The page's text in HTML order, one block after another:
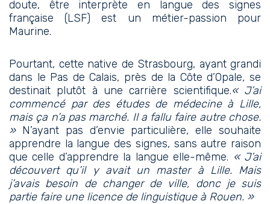
doute, être interprète en langue des signes
française (LSF) est un métier-passion pour
Maurine.
Pourtant, cette native de Strasbourg, ayant grandi
dans le Pas de Calais, près de la Côte d’Opale, se
destinait plutôt à une carrière scientifique.« J’ai
commencé par des études de médecine à Lille,
mais ça n’a pas marché. Il a fallu faire autre chose.
»N’ayant pas d’envie particulière, elle souhaite
apprendre la langue des signes, sans autre raison
que celle d’apprendre la langue elle-même. « J’ai
découvert qu’il y avait un master à Lille. Mais
j’avais besoin de changer de ville, donc je suis
partie faire une licence de linguistique à Rouen. »